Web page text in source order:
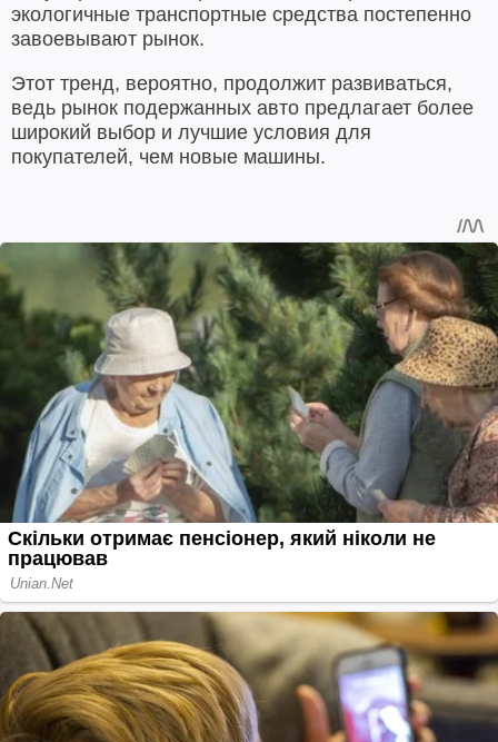
экологичные транспортные средства постепенно
завоевывают рынок.
Этот тренд, вероятно, продолжит развиваться,
ведь рынок подержанных авто предлагает более
широкий выбор и лучшие условия для
покупателей, чем новые машины.